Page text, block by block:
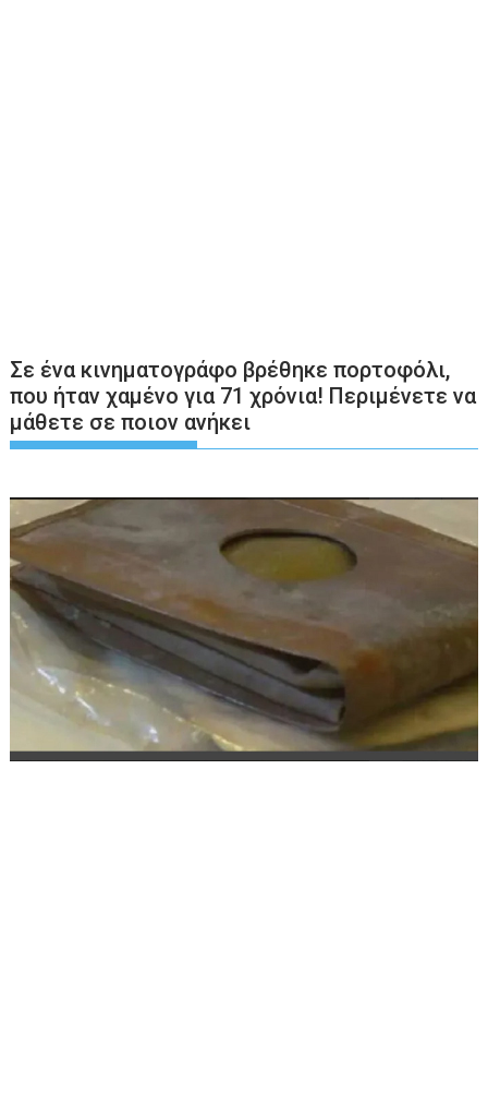
Σε ένα κινηματογράφο βρέθηκε πορτοφόλι,
που ήταν χαμένο για 71 χρόνια! Περιμένετε να
μάθετε σε ποιον ανήκει